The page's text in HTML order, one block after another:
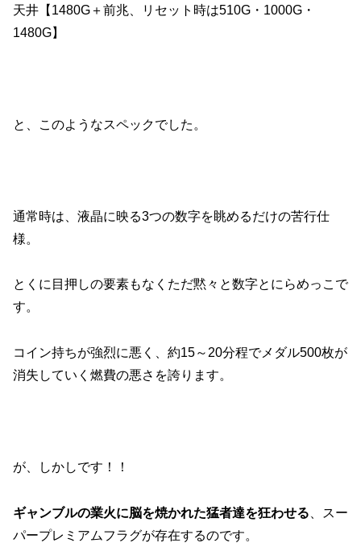
天井【1480G＋前兆、リセット時は510G・1000G・
1480G】
と、このようなスペックでした。
通常時は、液晶に映る3つの数字を眺めるだけの苦行仕
様。
とくに目押しの要素もなくただ黙々と数字とにらめっこで
す。
コイン持ちが強烈に悪く、約15～20分程でメダル500枚が
消失していく燃費の悪さを誇ります。
が、しかしです！！
ギャンブルの業火に脳を焼かれた猛者達を狂わせる 、スー
パープレミアムフラグが存在するのです。